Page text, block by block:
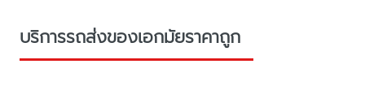
บริการรถส่งของเอกมัยราคาถูก